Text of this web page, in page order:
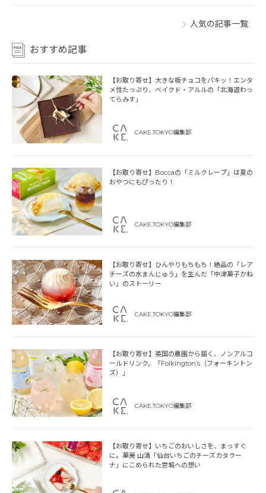
人気の記事一覧
おすすめ記事
【お取り寄せ】大きな板チョコをパキッ！エンタ
メ性たっぷり、ベイクド・アルルの「北海道わっ
てらみす」
CAKE.TOKYO編集部
【お取り寄せ】Boccaの「ミルクレープ」は夏の
おやつにもぴったり！
CAKE.TOKYO編集部
【お取り寄せ】ひんやりもちもち！絶品の「レア
チーズの水まんじゅう」を生んだ「中津菓子かね
い」のストーリー
CAKE.TOKYO編集部
【お取り寄せ】英国の農園から届く、ノンアルコ
ールドリンク。「Folkington’s（フォーキントン
ズ）」
CAKE.TOKYO編集部
【お取り寄せ】いちごのおいしさを、まっすぐ
に。菓房 山清「仙台いちごのチーズカタラー
ナ」にこめられた宮城への想い